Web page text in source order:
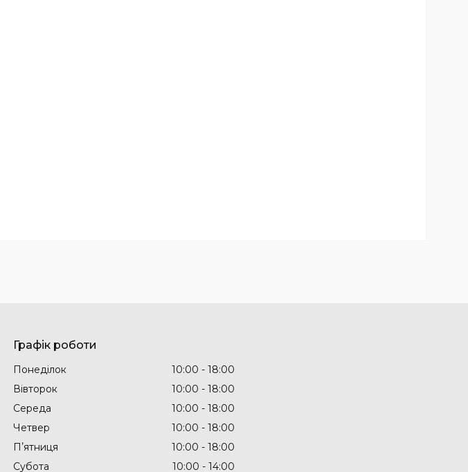
Графік роботи
Понеділок 10:00
18:00
Вівторок
10:00
18:00
Середа
10:00
18:00
Четвер
10:00
18:00
Пʼятниця
10:00
18:00
Субота
10:00 14:00